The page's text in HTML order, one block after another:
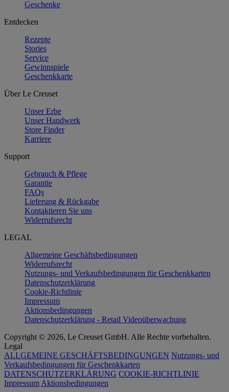
Geschenke
Entdecken
Rezepte
Stories
Service
Gewinnspiele
Geschenkkarte
Über Le Creuset
Unser Erbe
Unser Handwerk
Store Finder
Karriere
Support
Gebrauch & Pflege
Garantie
FAQs
Lieferung & Rückgabe
Kontaktieren Sie uns
Widerrufsrecht
LEGAL
Allgemeine Geschäftsbedingungen
Widerrufsrecht
Nutzungs- und Verkaufsbedingungen für Geschenkkarten
Datenschutzerklärung
Cookie-Richtlinie
Impressum
Aktionsbedingungen
Datenschutzerklärung - Retail Videoüberwachung
Copyright © 2026, Le Creuset GmbH. Alle Rechte vorbehalten.
Legal
ALLGEMEINE GESCHÄFTSBEDINGUNGEN Nutzungs- und
Verkaufsbedingungen für Geschenkkarten
DATENSCHUTZERKLÄRUNG COOKIE-RICHTLINIE
Impressum Aktionsbedingungen